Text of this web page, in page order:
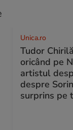
Unica.ro
Tudor
oricând pe
artistul
despre
surprins pe